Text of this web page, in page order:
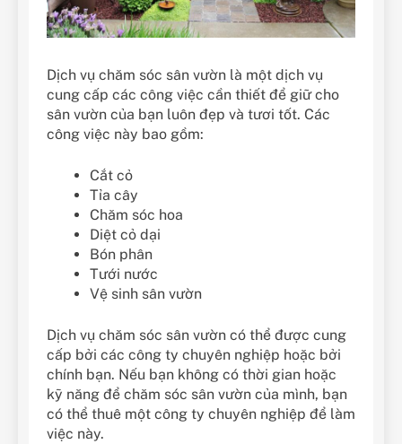
Dịch vụ chăm sóc sân vườn là một dịch vụ
cung cấp các công việc cần thiết để giữ cho
sân vườn của bạn luôn đẹp và tươi tốt. Các
công việc này bao gồm:
Cắt cỏ
Tỉa cây
Chăm sóc hoa
Diệt cỏ dại
Bón phân
Tưới nước
Vệ sinh sân vườn
Dịch vụ chăm sóc sân vườn có thể được cung
cấp bởi các công ty chuyên nghiệp hoặc bởi
chính bạn. Nếu bạn không có thời gian hoặc
kỹ năng để chăm sóc sân vườn của mình, bạn
có thể thuê một công ty chuyên nghiệp để làm
việc này.